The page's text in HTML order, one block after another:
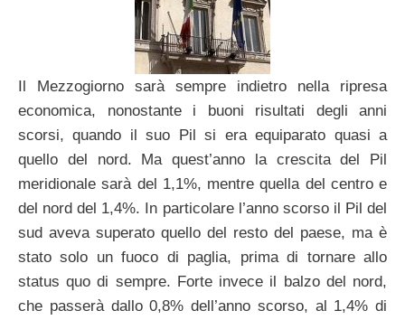
Il Mezzogiorno sarà sempre indietro nella ripresa
economica, nonostante i buoni risultati degli anni
scorsi, quando il suo Pil si era equiparato quasi a
quello del nord. Ma quest’anno la crescita del Pil
meridionale sarà del 1,1%, mentre quella del centro e
del nord del 1,4%. In particolare l’anno scorso il Pil del
sud aveva superato quello del resto del paese, ma è
stato solo un fuoco di paglia, prima di tornare allo
status quo di sempre. Forte invece il balzo del nord,
che passerà dallo 0,8% dell’anno scorso, al 1,4% di